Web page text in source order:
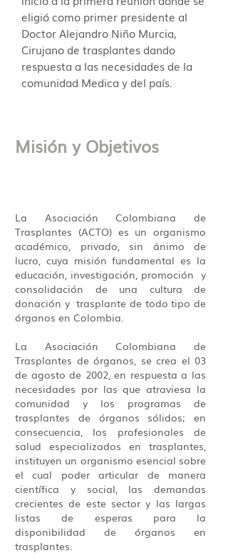
eligió como primer presidente al
Doctor Alejandro Niño Murcia,
Cirujano de trasplantes dando
respuesta a las necesidades de la
comunidad Medica y del país.
Misión y Objetivos
La Asociación Colombiana de
Trasplantes (ACTO) es un organismo
académico, privado, sin ánimo de
lucro, cuya misión fundamental es la
educación, investigación, promoción y
consolidación de una cultura de
donación y trasplante de todo tipo de
órganos en Colombia.
La Asociación Colombiana de
Trasplantes de órganos, se crea el 03
de agosto de 2002, en respuesta a las
necesidades por las que atraviesa la
comunidad y los programas de
trasplantes de órganos sólidos; en
consecuencia, los profesionales de
salud especializados en trasplantes,
instituyen un organismo esencial sobre
el cual poder articular de manera
científica y social, las demandas
crecientes de este sector y las largas
listas de esperas para la
disponibilidad de órganos en
trasplantes.